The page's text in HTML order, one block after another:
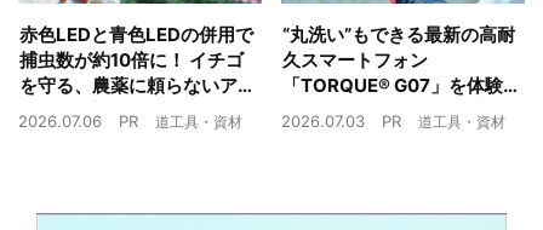
赤色LEDと青色LEDの併用で
捕虫数が約10倍に！ イチゴ
を守る、農薬に頼らないア
ザミウマ対策
2026.07.06 PR 道工具・資材
“丸洗い”もできる最新の高耐
久スマートフォン
「TORQUE® G07」を体験
農業現場の“スマホの弱点”を
2026.07.03 PR 道工具・資材